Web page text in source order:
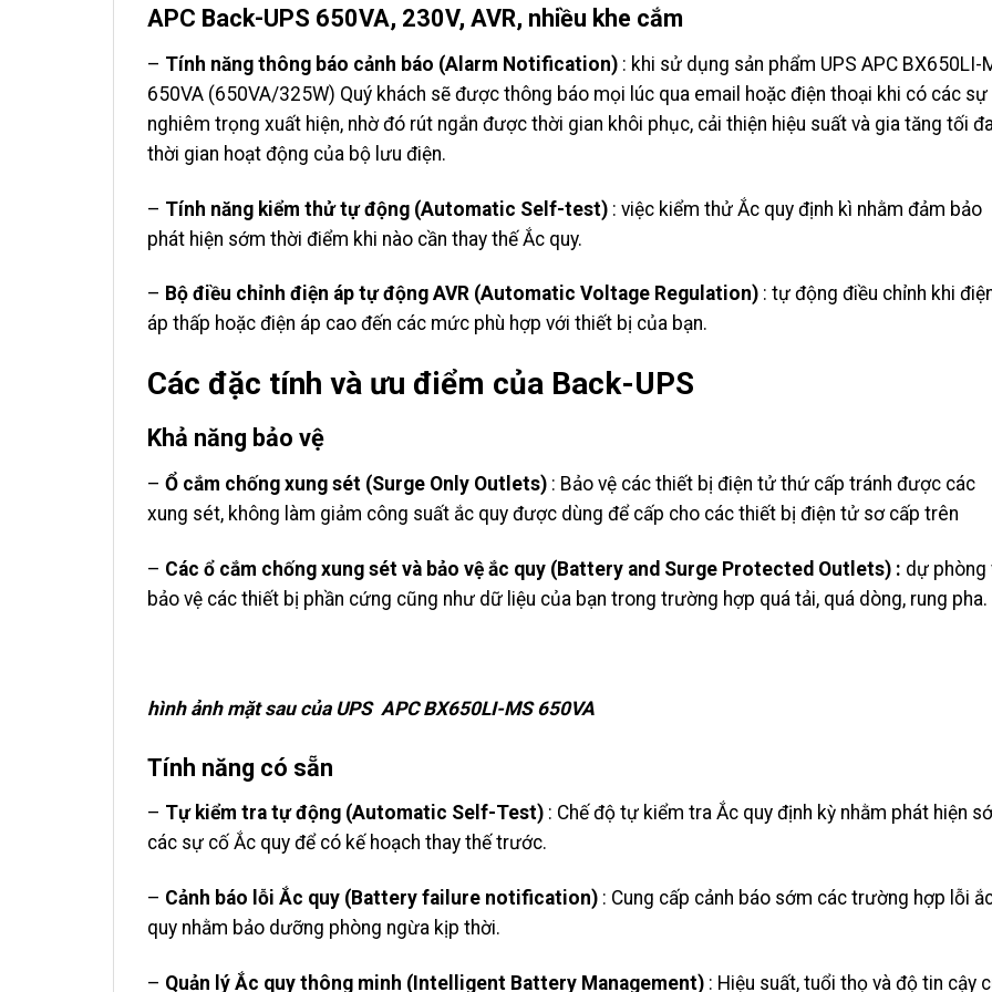
APC Back-UPS 650VA, 230V, AVR, nhiều khe cắm
– Tính năng thông báo cảnh báo (Alarm Notification) : khi sử dụng sản phẩm UPS APC BX650LI-
650VA (650VA/325W) Quý khách sẽ được thông báo mọi lúc qua email hoặc điện thoại khi có các sự
nghiêm trọng xuất hiện, nhờ đó rút ngắn được thời gian khôi phục, cải thiện hiệu suất và gia tăng tối
thời gian hoạt động của bộ lưu điện.
– Tính năng kiểm thử tự động (Automatic Self-test) : việc kiểm thử Ắc quy định kì nhằm đảm bảo
phát hiện sớm thời điểm khi nào cần thay thế Ắc quy.
– Bộ điều chỉnh điện áp tự động AVR (Automatic Voltage Regulation) : tự động điều chỉnh khi
áp thấp hoặc điện áp cao đến các mức phù hợp với thiết bị của bạn.
Các đặc tính và ưu điểm của Back-UPS
Khả năng bảo vệ
– Ổ cắm chống xung sét (Surge Only Outlets) : Bảo vệ các thiết bị điện tử thứ cấp tránh được các
xung sét, không làm giảm công suất ắc quy được dùng để cấp cho các thiết bị điện tử sơ cấp trên
– Các ổ cắm chống xung sét và bảo vệ ắc quy (Battery and Surge Protected Outlets) : dự phòng
bảo vệ các thiết bị phần cứng cũng như dữ liệu của bạn trong trường hợp quá tải, quá dòng, rung pha.
hình ảnh mặt sau của UPS APC BX650LI-MS 650VA
Tính năng có sẵn
– Tự kiểm tra tự động (Automatic Self-Test) : Chế độ tự kiểm tra Ắc quy định kỳ nhằm phát hiện
các sự cố Ắc quy để có kế hoạch thay thế trước.
– Cảnh báo lỗi Ắc quy (Battery failure notification) : Cung cấp cảnh báo sớm các trường hợp lỗi
quy nhằm bảo dưỡng phòng ngừa kịp thời.
– Quản lý Ắc quy thông minh (Intelligent Battery Management) : Hiệu suất, tuổi thọ và độ tin cậy